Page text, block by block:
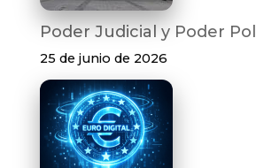
Poder Judicial y Poder
25 de junio de 2026